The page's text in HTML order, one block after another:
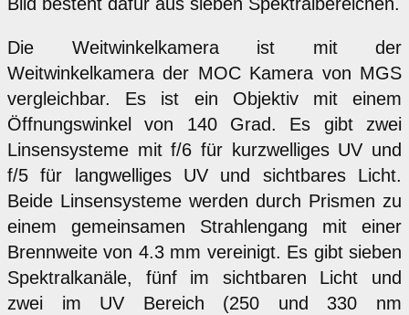
Die Weitwinkelkamera ist mit der
Weitwinkelkamera der MOC Kamera von MGS
vergleichbar. Es ist ein Objektiv mit einem
Öffnungswinkel von 140 Grad. Es gibt zwei
Linsensysteme mit f/6 für kurzwelliges UV und
f/5 für langwelliges UV und sichtbares Licht.
Beide Linsensysteme werden durch Prismen zu
einem gemeinsamen Strahlengang mit einer
Brennweite von 4.3 mm vereinigt. Es gibt sieben
Spektralkanäle, fünf im sichtbaren Licht und
zwei im UV Bereich (250 und 330 nm